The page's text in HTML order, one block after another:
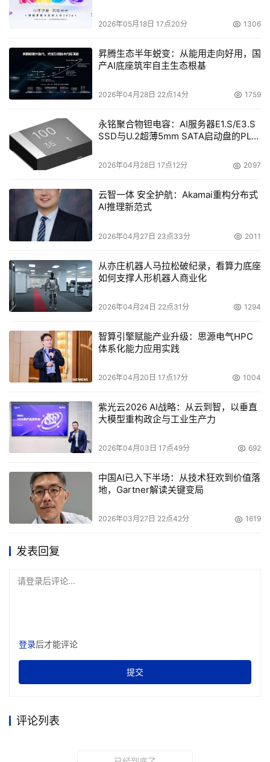
3.
结构预测模型（如AlphaFold / Protenix）揭示蛋白结构
在此基础上设计靶向药物或降解剂；
5. 最终通过临床验证与数据回馈，持续优化模型。
这一技术路径的实现，高度依赖于蛋白质结构预测、基因组
分析与医学影像这三类关键工具。
生命科学AI的工具箱
Protenix：蛋白质结构预测的开源破局
蛋白质结构决定功能。精确预测蛋白质三维结构，是理解疾
病机制、设计靶向药物的关键。
2018年以来，DeepMind的AlphaFold系列不断刷新结构预
测的精度边界。2024年发布的AlphaFold 3可同时预测蛋白
质、DNA、RNA及小分子配体等复合物结构。然而，该模
难以基于其进行定制化开发。
Protenix的出现填补了这一空白。2025年5月，字节跳动发
布生物分子结构预测模型Protenix-v0.5.0，成为开源社区
中追平甚至挑战AlphaFold 3水平的重要力量。2026年2
月，字节跳动正式发布Protenix-v1，在Apache 2.0协议下
完整开源代码及模型参数。据媒体报道，Protenix是首个在
相同训练数据与推理预算下，性能达到甚至超越AlphaFold
可精准处理蛋白质、DNA/RNA及小分子配体。开发者可基
于Protenix在自有数据集上进行微调与训练，为特定研究任
务提供了灵活的技术路径。
Evo 2：从“阅读”到“写作”基因组
Protenix解决了“序列→结构”的映射问题，但更深层的源头
人类基因组总长约30亿碱基对，其中编码蛋白质的基因仅
90%以上的遗传差异，其功能机制尚未被完全阐明。糖尿
2026年05月18日 17点20分 1306
昇腾生态半年蜕变：从能用走向好用，国
产AI底座筑牢自主生态根基
2026年04月28日 22点14分 1759
永铭聚合物钽电容：AI服务器E1.S/E3.S
SSD与U.2超薄5mm SATA启动盘的PLP
2026年04月28日 17点12分 2097
云智一体 安全护航：Akamai重构分布式
AI推理新范式
2026年04月27日 23点33分 2011
从亦庄机器人马拉松破纪录，看算力底座
如何支撑人形机器人商业化
2026年04月24日 22点31分 1294
智算引擎赋能产业升级：思源电气HPC
体系化能力应用实践
2026年04月20日 17点17分 1004
紫光云2026 AI战略：从云到智，以垂直
大模型重构政企与工业生产力
2026年04月03日 17点49分 692
中国AI已入下半场：从技术狂欢到价值落
地，Gartner解读关键变局
2026年03月27日 22点42分 1619
发表回复
请登录后评论...
登录后才能评论
提交
评论列表